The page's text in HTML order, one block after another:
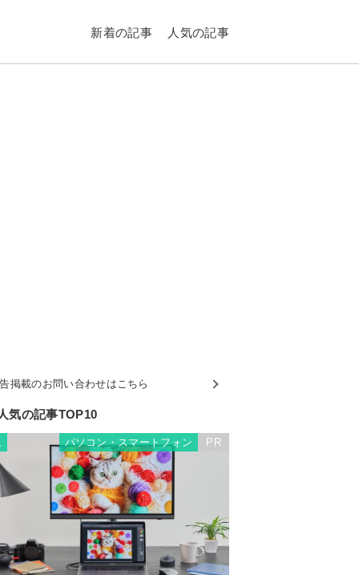
新着の記事 人気の記事
掲載のお問い合わせはこちら
気の記事TOP10
パソコン・スマートフォン PR